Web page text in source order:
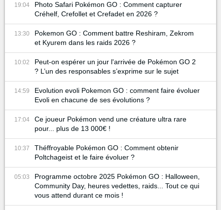
19:04
Photo Safari Pokémon GO : Comment capturer
Créhelf, Crefollet et Crefadet en 2026 ?
13:30
Pokemon GO : Comment battre Reshiram, Zekrom
et Kyurem dans les raids 2026 ?
10:02
Peut-on espérer un jour l'arrivée de Pokémon GO 2
? L’un des responsables s’exprime sur le sujet
14:59
Evolution evoli Pokemon GO : comment faire évoluer
Evoli en chacune de ses évolutions ?
17:04
Ce joueur Pokémon vend une créature ultra rare
pour... plus de 13 000€ !
10:37
Théffroyable Pokémon GO : Comment obtenir
Poltchageist et le faire évoluer ?
05:03
Programme octobre 2025 Pokémon GO : Halloween,
Community Day, heures vedettes, raids... Tout ce qui
vous attend durant ce mois !